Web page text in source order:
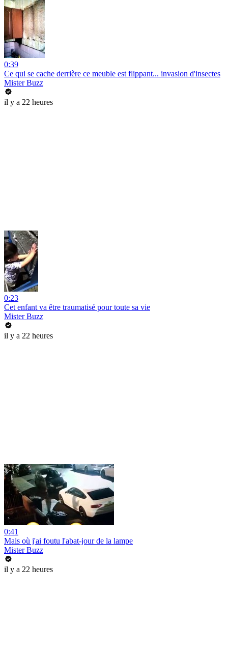
0:39
Ce qui se cache derrière ce meuble est flippant... invasion d'insectes
Mister Buzz
il y a 22 heures
0:23
Cet enfant va être traumatisé pour toute sa vie
Mister Buzz
il y a 22 heures
0:41
Mais où j'ai foutu l'abat-jour de la lampe
Mister Buzz
il y a 22 heures